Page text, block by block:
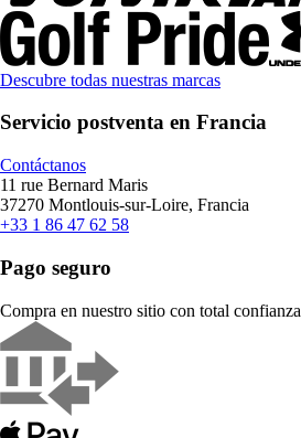
Descubre todas nuestras marcas
Servicio postventa en Francia
Contáctanos
11 rue Bernard Maris
37270 Montlouis-sur-Loire, Francia
+33 1 86 47 62 58
Pago seguro
Compra en nuestro sitio con total confianza